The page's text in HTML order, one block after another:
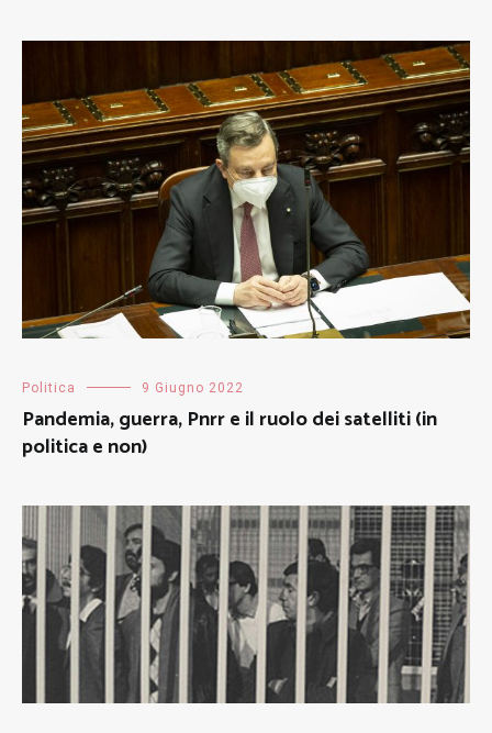
Politica 9 Giugno 2022
Pandemia, guerra, Pnrr e il ruolo dei satelliti (in
politica e non)